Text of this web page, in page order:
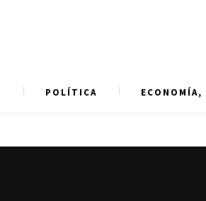
POLÍTICA ECONOMÍA,